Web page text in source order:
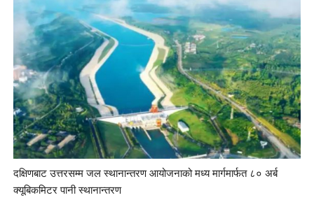
दक्षिणबाट उत्तरसम्म जल स्थानान्तरण आयोजनाको मध्य मार्गमार्फत ८० अर्ब
क्यूबिकमिटर पानी स्थानान्तरण